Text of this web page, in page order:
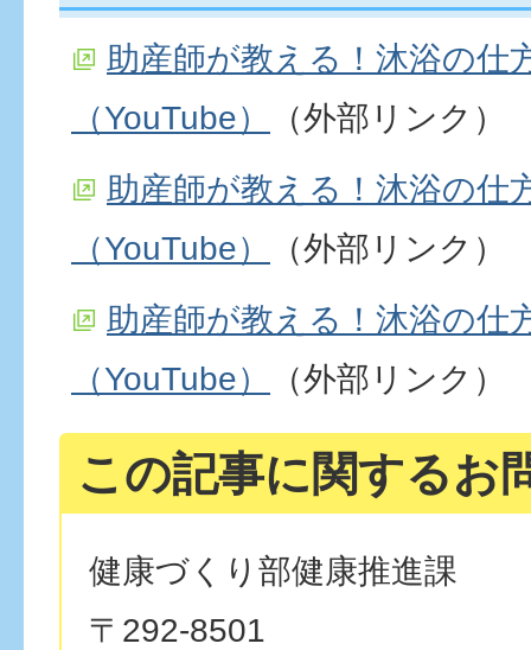
助産師が教える！沐浴の仕
（YouTube）
（外部リンク）
助産師が教える！沐浴の仕
（YouTube）
（外部リンク）
助産師が教える！沐浴の仕
（YouTube）
（外部リンク）
この記事に関するお
健康づくり部健康推進課
〒292-8501